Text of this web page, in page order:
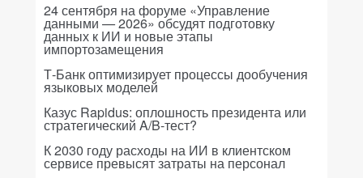
24 сентября на форуме «Управление
данными — 2026» обсудят подготовку
данных к ИИ и новые этапы
импортозамещения
Т-Банк оптимизирует процессы дообучения
языковых моделей
Казус Rapidus: оплошность президента или
стратегический A/B-тест?
К 2030 году расходы на ИИ в клиентском
сервисе превысят затраты на персонал